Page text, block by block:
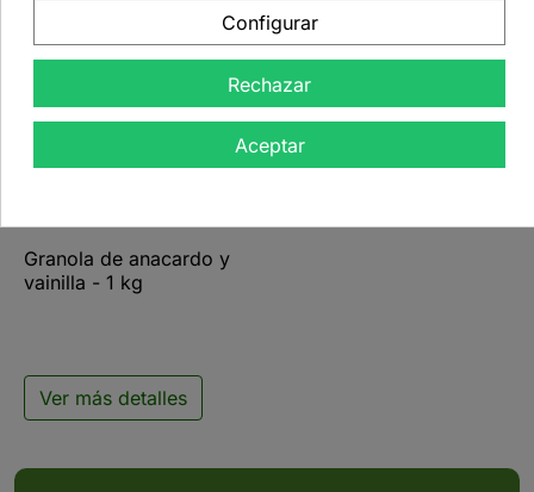
favorite_border
Granola de anacardo y
vainilla - 1 kg
Ver más detalles
Configurar
Rechazar
Aceptar